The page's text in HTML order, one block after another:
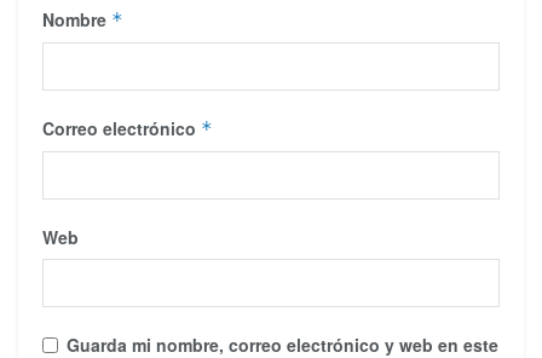
Nombre *
Correo electrónico *
Web
Guarda mi nombre, correo electrónico y web en este